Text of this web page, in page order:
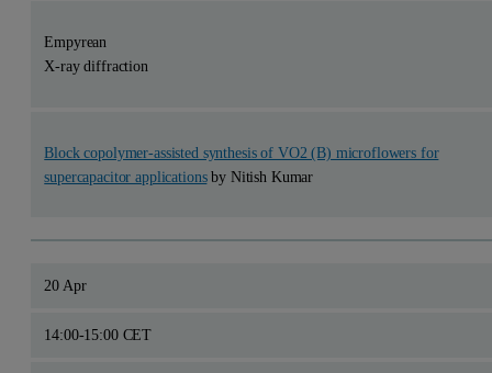
Empyrean
X-ray diffraction
Block copolymer-assisted synthesis of VO2 (B) microflowers for
supercapacitor applicationsby Nitish Kumar
20 Apr
14:00-15:00 CET